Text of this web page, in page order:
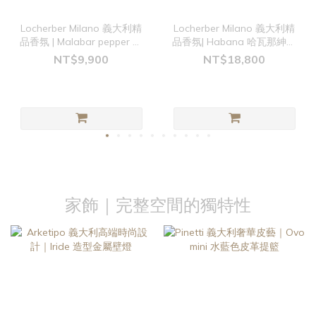
Locherber Milano 義大利精
品香氛 | Malabar pepper 馬
拉巴胡椒 2500ml補充瓶
NT$9,900
Locherber Milano 義大利精
品香氛| Habana 哈瓦那紳士
2500ml擴香瓶
NT$18,800
家飾｜完整空間的獨特性